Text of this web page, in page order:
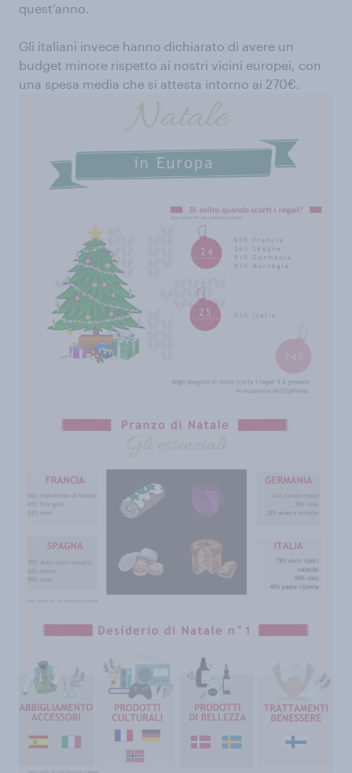
quest’anno.
Gli italiani invece hanno dichiarato di avere un
budget minore rispetto ai nostri vicini europei, con
una spesa media che si attesta intorno ai 270€.